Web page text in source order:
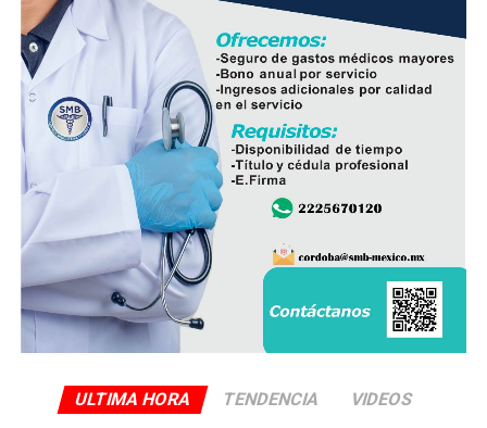
Finalmente, destacó que entre Veracruz y Puebla
operan ocho empresas productoras con más de 350
granjas avícolas, las cuales representan una importante
fuente de empleo y desarrollo económico para
comunidades rurales de ambas entidades.
ULTIMA HORA TENDENCIA VIDEOS